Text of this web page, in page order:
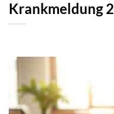
Krankmeldung 2